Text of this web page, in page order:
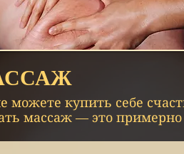
можете купить себе
массаж — это